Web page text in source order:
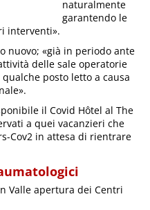
naturalmente
garantendo le
interventi».
nuovo; «già in periodo ante
delle sale operatorie
posto letto a causa
il Covid Hôtel al The
a quei vacanzieri che
Cov2 in attesa di rientrare
Valle apertura dei Centri